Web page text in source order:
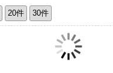
20件 30件